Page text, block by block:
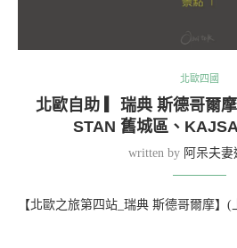
北歐四國
北歐自助 ▎瑞典 斯德哥爾
STAN 舊城區、
written by 阿呆夫妻
【北歐之旅第四站_瑞典 斯德哥爾摩】(